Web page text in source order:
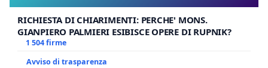
RICHIESTA DI CHIARIMENTI: PERCHE' MONS.
GIANPIERO PALMIERI ESIBISCE OPERE DI RUPNIK?
1 504 firme
Avviso di trasparenza